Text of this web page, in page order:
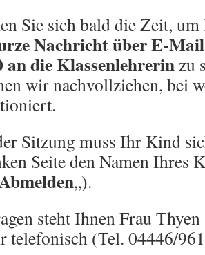
Sie sich bald die Zeit,
Nachricht über E-
an die Klassenlehrerinzu
wir nachvollziehen, bei
Sitzung muss Ihr Kind
Seite den Namen Ihres
„).
steht Ihnen Frau
telefonisch (Tel. 04446/